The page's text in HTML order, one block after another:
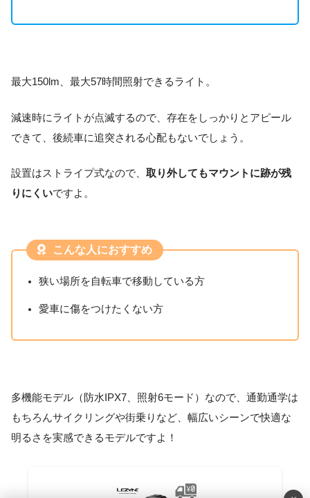
最大150lm、最大57時間照射できるライト。
減速時にライトが点滅するので、存在をしっかりとアピール
できて、後続車に追突される心配もないでしょう。
設置はストライプ式なので、 取り外してもマウントに跡が残
りにくいですよ。
こんな人におすすめ
狭い場所を自転車で移動している方
愛車に傷をつけたくない方
多機能モデル（防水IPX7、照射6モード）なので、通勤通学は
もちろんサイクリングや街乗りなど、幅広いシーンで快適な
明るさを実感できるモデルですよ！